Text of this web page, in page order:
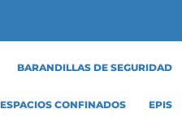
BARANDILLAS DE SEGURIDAD
ESPACIOS CONFINADOS EPIS